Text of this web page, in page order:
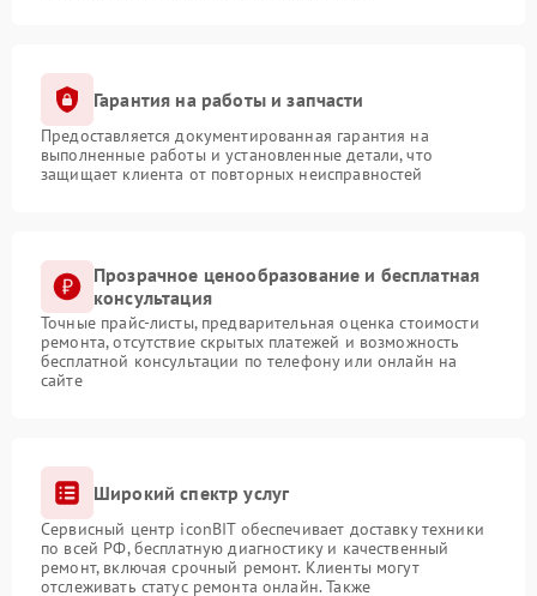
Гарантия на работы и запчасти
Предоставляется документированная гарантия на
выполненные работы и установленные детали, что
защищает клиента от повторных неисправностей
Прозрачное ценообразование и бесплатная
консультация
Точные прайс-листы, предварительная оценка стоимости
ремонта, отсутствие скрытых платежей и возможность
бесплатной консультации по телефону или онлайн на
сайте
Широкий спектр услуг
Сервисный центр iconBIT обеспечивает доставку техники
по всей РФ, бесплатную диагностику и качественный
ремонт, включая срочный ремонт. Клиенты могут
отслеживать статус ремонта онлайн. Также